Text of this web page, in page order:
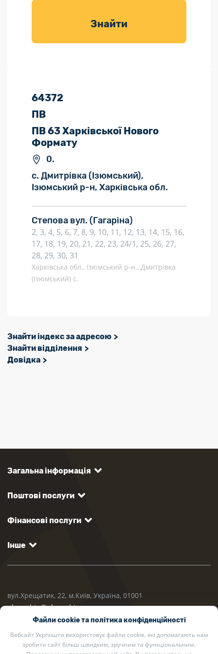
товарів для
Знайти
64372
ПВ
ПВ 63 Харківської Нового
Формату
0.
с. Дмитрівка (Ізюмський),
Ізюмський р-н, Харківська обл.
Степова вул. (Гагаріна)
2, 3, 4, 5, 6, 7, 8, 9, 10, 11, 12, 13, 14, 15, 16,
17, 18, 19, 20, 21, 22, 23, 24/1, 25, 26, 27,
28, 29, 30, 31
Харківська обл., Ізюмський р-н., Дмитрівка
(Ізюмський) с.
Знайти індекс за адресою
Знайти відділення
Довідка
Загальна інформація
Поштові послуги
Фінансові послуги
Інше
вул.Хрещатик, 22, м.Київ, Україна, 01001
ukrposhta@ukrposhta.ua
Файли cookie та політика конфіденційності
Вебсайт Укрпошти використовує файли cookie, які допомагають нам
зробити сайт більш швидким, зручним та функціональним.